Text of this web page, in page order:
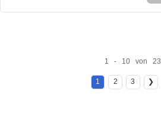
1 - 10 von 23
1 2 3 ❯